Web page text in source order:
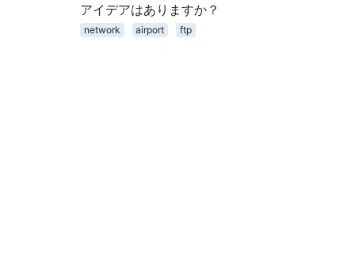
アイデアはありますか？
network airport ftp